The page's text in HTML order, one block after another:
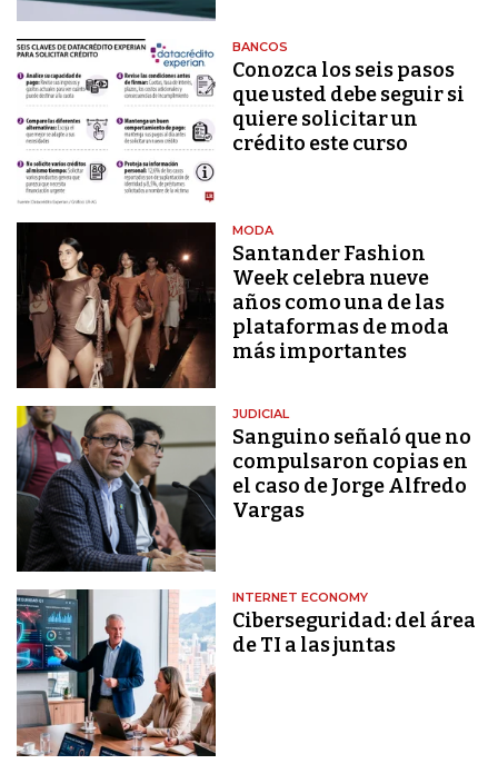
BANCOS
Conozca los seis pasos
que usted debe seguir si
quiere solicitar un
crédito este curso
MODA
Santander Fashion
Week celebra nueve
años como una de las
plataformas de moda
más importantes
JUDICIAL
Sanguino señaló que no
compulsaron copias en
el caso de Jorge Alfredo
Vargas
INTERNET ECONOMY
Ciberseguridad: del área
de TI a las juntas